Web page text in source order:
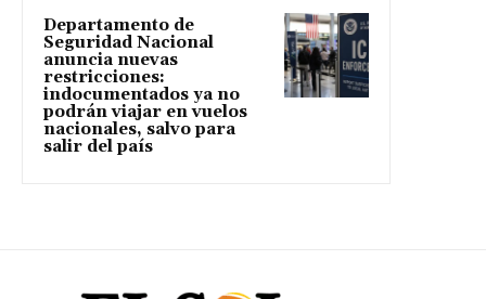
Departamento de
Seguridad Nacional
anuncia nuevas
restricciones:
indocumentados ya no
podrán viajar en vuelos
nacionales, salvo para
salir del país